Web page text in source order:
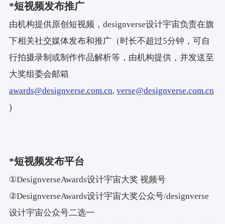
*短视频发布推广
由机构提供原创短视频，designverse设计宇宙负责在旗
下相关社交媒体发布和推广（时长不超过5分钟，可自
行拍摄录制或制作作品解析等，由机构提供，并发送至
大奖组委会邮箱
awards@designverse.com.cn, verse@designverse.com.cn
)
*短视频发布平台
①DesignverseAwards设计宇宙大奖 视频号
②DesignverseAwards设计宇宙大奖公众号/designverse
设计宇宙公众号二选一